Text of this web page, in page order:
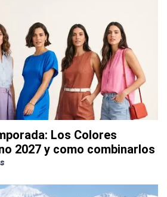
Los Colores
2027 y como combinarlos